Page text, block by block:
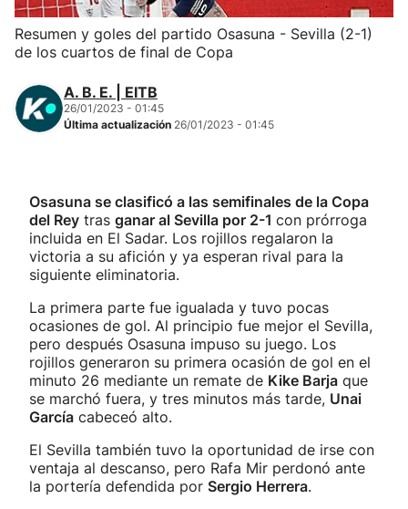
Atletismo
Carreras de montaña
Más deportes
Resumen y goles del partido Osasuna - Sevilla (2-1)
de los cuartos de final de Copa
A. B. E. | EITB
26/01/2023 - 01:45
Última actualización 26/01/2023 - 01:45
Osasuna se clasificó a las semifinales de la Copa
del Rey tras ganar al Sevilla por 2-1 con prórroga
incluida en El Sadar. Los rojillos regalaron la
victoria a su afición y ya esperan rival para la
siguiente eliminatoria.
La primera parte fue igualada y tuvo pocas
ocasiones de gol. Al principio fue mejor el Sevilla,
pero después Osasuna impuso su juego. Los
rojillos generaron su primera ocasión de gol en el
minuto 26 mediante un remate de Kike Barja que
se marchó fuera, y tres minutos más tarde, Unai
García cabeceó alto.
El Sevilla también tuvo la oportunidad de irse con
ventaja al descanso, pero Rafa Mir perdonó ante
la portería defendida por Sergio Herrera.